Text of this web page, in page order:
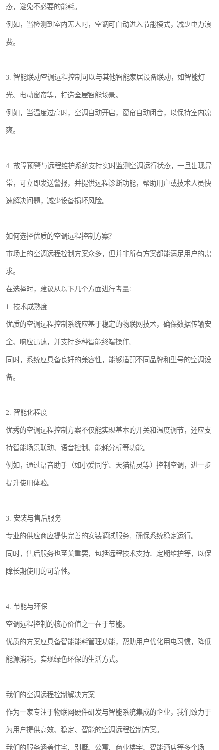
态，避免不必要的能耗。
例如，当检测到室内无人时，空调可自动进入节能模式，减少电力浪
费。
3. 智能联动空调远程控制可以与其他智能家居设备联动，如智能灯
光、电动窗帘等，打造全屋智能场景。
例如，当温度过高时，空调自动开启，窗帘自动闭合，以保持室内凉
爽。
4. 故障预警与远程维护系统支持实时监测空调运行状态，一旦出现异
常，可立即发送警报，并提供远程诊断功能，帮助用户或技术人员快
速解决问题，减少设备损坏风险。
如何选择优质的空调远程控制方案？
市场上的空调远程控制方案众多，但并非所有方案都能满足用户的需
求。
在选择时，建议从以下几个方面进行考量：
1. 技术成熟度
优质的空调远程控制系统应基于稳定的物联网技术，确保数据传输安
全、响应迅速，并支持多种智能终端操作。
同时，系统应具备良好的兼容性，能够适配不同品牌和型号的空调设
备。
2. 智能化程度
优秀的空调远程控制方案不仅能实现基本的开关和温度调节，还应支
持智能场景联动、语音控制、能耗分析等功能。
例如，通过语音助手（如小爱同学、天猫精灵等）控制空调，进一步
提升使用体验。
3. 安装与售后服务
专业的供应商应提供完善的安装调试服务，确保系统稳定运行。
同时，售后服务也至关重要，包括远程技术支持、定期维护等，以保
障长期使用的可靠性。
4. 节能与环保
空调远程控制的核心价值之一在于节能。
优质的方案应具备智能能耗管理功能，帮助用户优化用电习惯，降低
能源消耗，实现绿色环保的生活方式。
我们的空调远程控制解决方案
作为一家专注于物联网硬件研发与智能系统集成的企业，我们致力于
为用户提供高效、稳定、智能的空调远程控制方案。
我们的服务涵盖住宅、别墅、公寓、商业楼宇、智能酒店等多个场